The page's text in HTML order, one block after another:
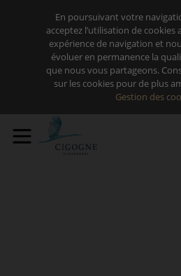
En poursuivant votre
acceptez l’utilisation de cookies
expérience de navigation et
évoluer en permanence la
que nous vous partageons.
sur les cookies pour de plus
Gestion des